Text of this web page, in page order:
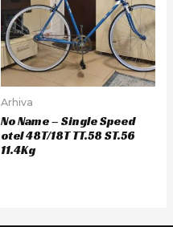
Arhiva
No Name – Single Speed
otel 48T/18T TT.58 ST.56
11.4Kg